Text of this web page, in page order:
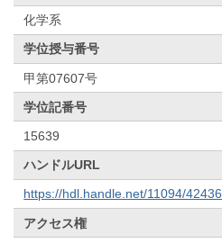
化学系
学位授与番号
甲第07607号
学位記番号
15639
ハンドルURL
https://hdl.handle.net/11094/42436
アクセス権